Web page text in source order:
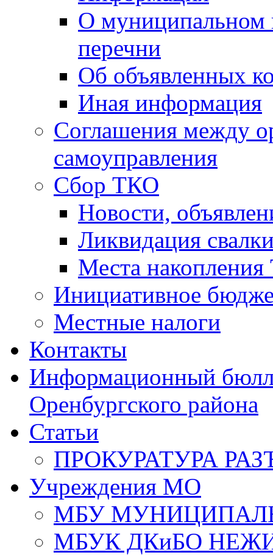
О муниципальном
перечни
Об объявленных
Иная информация
Соглашения между
самоуправления
Сбор ТКО
Новости,
Ликвидация
Места
Инициативное
Местные налоги
Контакты
Информационный
Оренбургского района
Статьи
ПРОКУРАТУРА
Учреждения МО
МБУ
МБУК ДКиБО